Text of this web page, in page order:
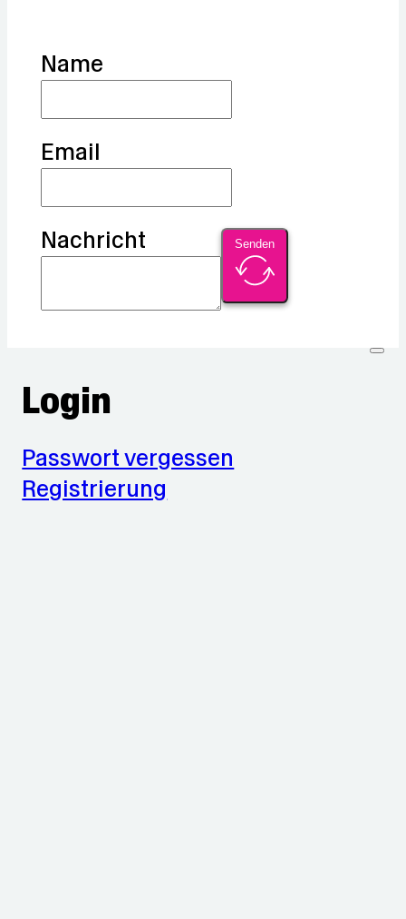
Name
Email
Nachricht Senden
Login
Passwort vergessen
Registrierung